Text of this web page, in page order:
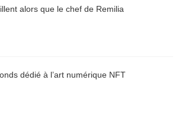
alors que le chef de Remilia
dédié à l’art numérique NFT